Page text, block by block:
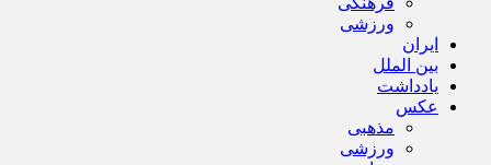
ورزشی
ایران
بین الملل
یادداشت
عکس
مذهبی
ورزشی